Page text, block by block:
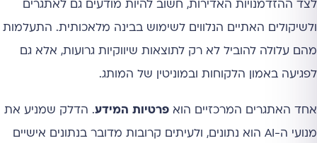
לצד ההזדמנויות האדירות, חשוב להיות מודעים גם לאתגרים
ולשיקולים האתיים הנלווים לשימוש בבינה מלאכותית. התעלמות
מהם עלולה להוביל לא רק לתוצאות שיווקיות גרועות, אלא גם
לפגיעה באמון הלקוחות ובמוניטין של המותג.
אחד האתגרים המרכזיים הוא פרטיות המידע. הדלק שמניע את
מנועי ה-AI הוא נתונים, ולעיתים קרובות מדובר בנתונים אישיים